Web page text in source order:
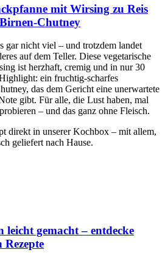
mit Wirsing zu Reis
Chutney
gar nicht viel – und trotzdem landet
auf dem Teller. Diese vegetarische
ist herzhaft, cremig und in nur 30
ein fruchtig-scharfes
das dem Gericht eine unerwartete
gibt. Für alle, die Lust haben, mal
– und das ganz ohne Fleisch.
direkt in unserer Kochbox – mit allem,
geliefert nach Hause.
leicht gemacht – entdecke
Rezepte